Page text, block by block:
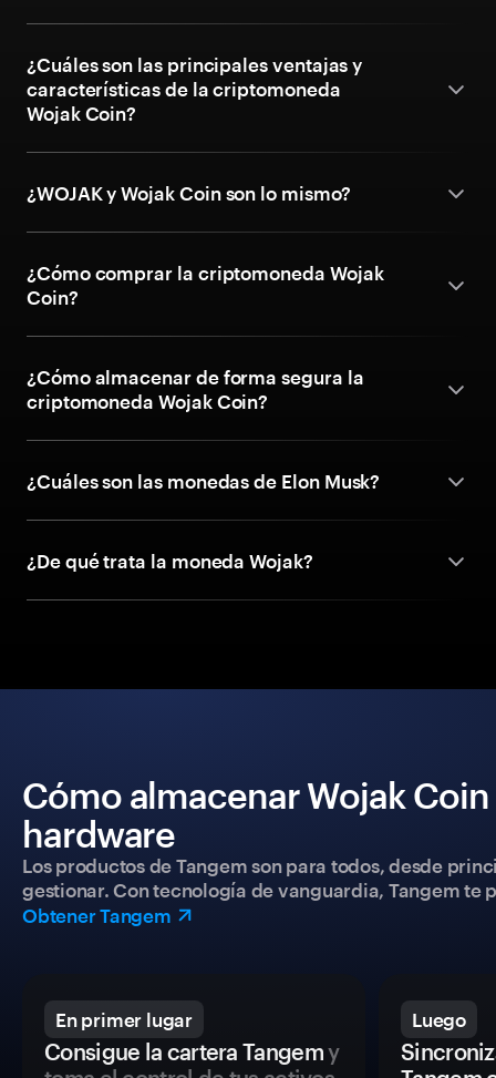
¿Cuáles son las principales ventajas y
características de la criptomoneda
Wojak Coin?
¿WOJAK y Wojak Coin son lo mismo?
¿Cómo comprar la criptomoneda Wojak
Coin?
¿Cómo almacenar de forma segura la
criptomoneda Wojak Coin?
¿Cuáles son las monedas de Elon Musk?
¿De qué trata la moneda Wojak?
Cómo almacenar Wojak
hardware
Los productos de Tangem son para todos, desde
gestionar. Con tecnología de vanguardia, Tangem
Obtener Tangem
En primer lugar
Consigue la cartera Tangemy
Luego